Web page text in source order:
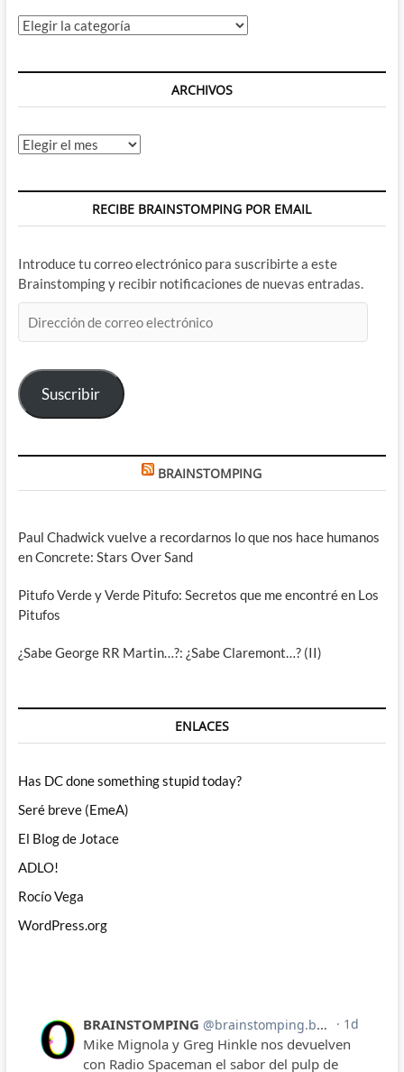
Categorías
ARCHIVOS
Archivos
RECIBE BRAINSTOMPING POR EMAIL
Introduce tu correo electrónico para suscribirte a este
Brainstomping y recibir notificaciones de nuevas entradas.
de
electrónico
Suscribir
BRAINSTOMPING
Paul Chadwick vuelve a recordarnos lo que nos hace humanos
en Concrete: Stars Over Sand
Pitufo Verde y Verde Pitufo: Secretos que me encontré en Los
Pitufos
¿Sabe George RR Martin…?: ¿Sabe Claremont…? (II)
ENLACES
Has DC done something stupid today?
Seré breve (EmeA)
El Blog de Jotace
ADLO!
Rocío Vega
WordPress.org